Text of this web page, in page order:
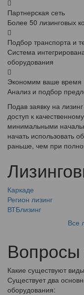
Партнерская сеть
Более 50 лизинговых
Подбор транспорта и
Система
оборудования
Экономим ваше время
Анализ и подбор
Подав заявку на
доступ к
минимальными
начать использовать
раньше, чем при
Каркаде
Регион лизинг
ВТБлизинг
Все
Вопросы
Какие существуют
Существует два
оборудования: